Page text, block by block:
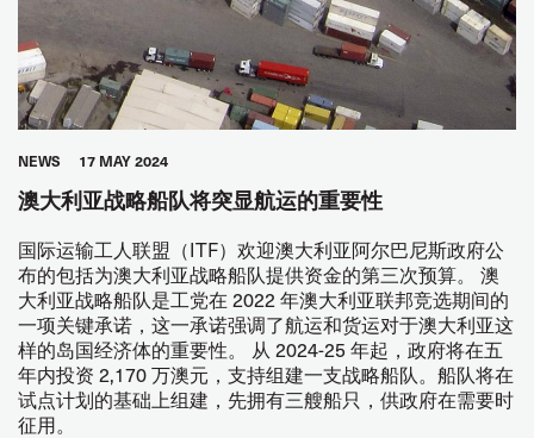
NEWS 17 MAY 2024
澳大利亚战略船队将突显航运的重要性
国际运输工人联盟（ITF）欢迎澳大利亚阿尔巴尼斯政府公
布的包括为澳大利亚战略船队提供资金的第三次预算。 澳
大利亚战略船队是工党在 2022 年澳大利亚联邦竞选期间的
一项关键承诺，这一承诺强调了航运和货运对于澳大利亚这
样的岛国经济体的重要性。 从 2024-25 年起，政府将在五
年内投资 2,170 万澳元，支持组建一支战略船队。船队将在
试点计划的基础上组建，先拥有三艘船只，供政府在需要时
征用。